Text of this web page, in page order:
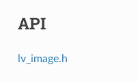
API
lv_image.h